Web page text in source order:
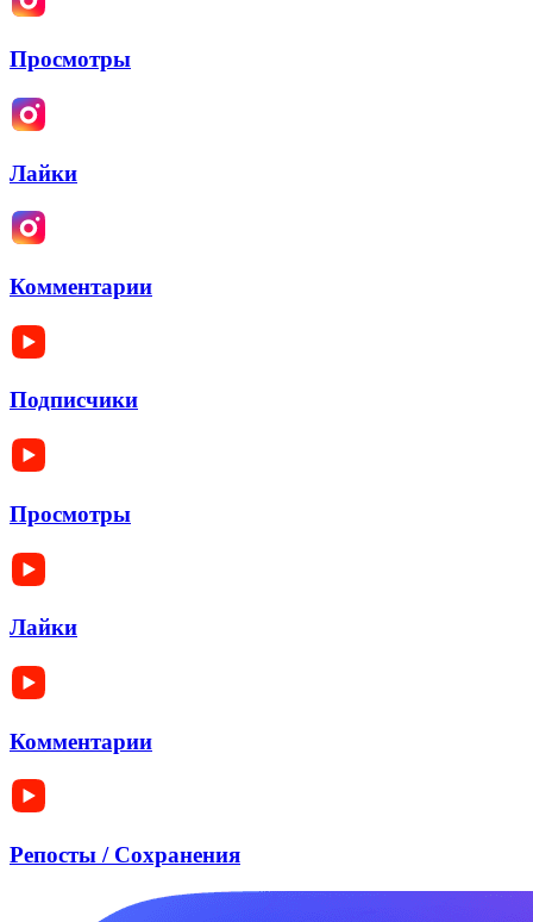
Просмотры
Лайки
Комментарии
Подписчики
Просмотры
Лайки
Комментарии
Репосты / Сохранения